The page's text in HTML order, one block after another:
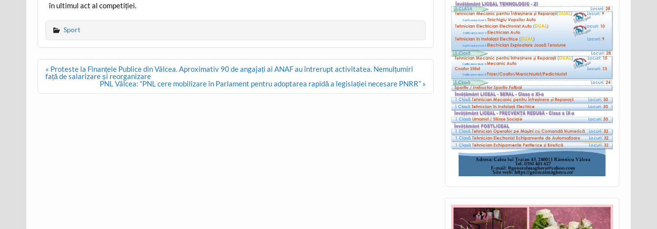
în ultimul act al competiției.
Sport
Post
navigation
« Proteste la Finanțele Publice din Vâlcea. Aproximativ 90 de angajați ai ANAF au întrerupt activitatea. Nemulțumiri
față de salarizare și reorganizare
PNL Vâlcea: “PNL cere mobilizare în Parlament pentru adoptarea rapidă a legislației necesare PNRR” »